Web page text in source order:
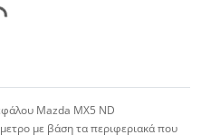
Mazda ΜΧ5 ND
με βάση τα περιφεριακά που